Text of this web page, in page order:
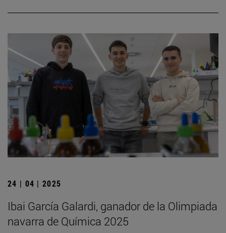
24 | 04 | 2025
Ibai García Galardi, ganador de la Olimpiada
navarra de Química 2025